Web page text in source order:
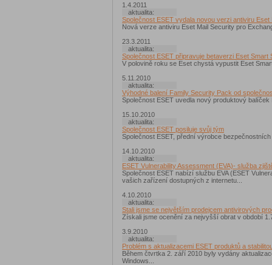
1.4.2011
aktualita:
Společnost ESET vydala novou verzi antiviru
Nová verze antiviru Eset Mail Security pro
23.3.2011
aktualita:
Společnost ESET připravuje betaverzi Eset
V polovině roku se Eset chystá vypustit Eset
5.11.2010
aktualita:
Výhodné balení Family Security Pack od
Společnost ESET uvedla nový produktový
15.10.2010
aktualita:
Společnost ESET posiluje svůj tým
Společnost ESET, přední výrobce
14.10.2010
aktualita:
ESET Vulnerability Assessment (EVA)- služba
Společnost ESET nabízí službu EVA (ESET
vašich zařízení dostupných z internetu...
4.10.2010
aktualita:
Stali jsme se největším prodejcem antivirových
Získali jsme ocenění za nejvyšší obrat v období
3.9.2010
aktualita:
Problém s aktualizacemi ESET produktů a
Během čtvrtka 2. září 2010 byly vydány
Windows...